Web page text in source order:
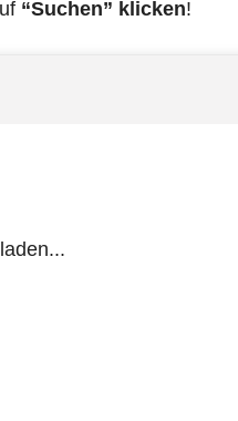
“Suchen” klicken!